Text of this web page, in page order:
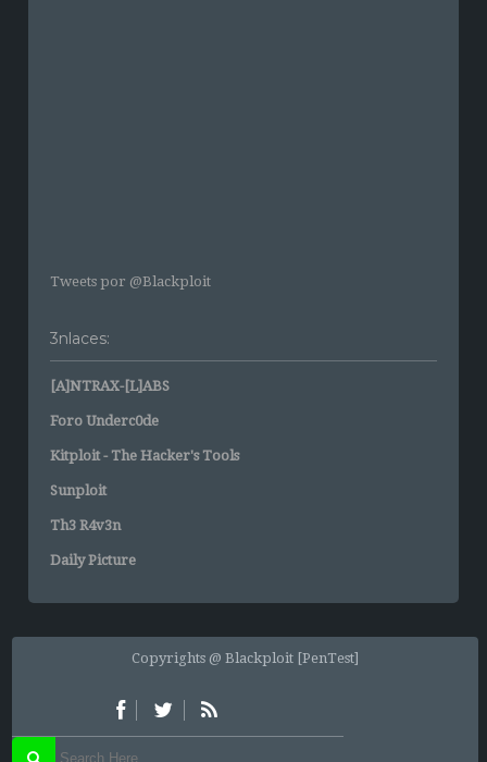
Tweets por @Blackploit
3nlaces:
[A]NTRAX-[L]ABS
Foro Underc0de
Kitploit - The Hacker's Tools
Sunploit
Th3 R4v3n
Daily Picture
Copyrights @ Blackploit [PenTest]